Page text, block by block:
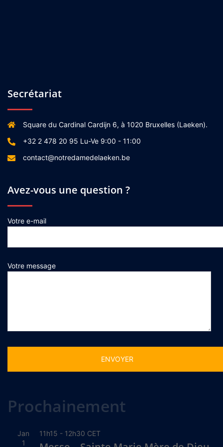
Secrétariat
Square du Cardinal Cardijn 6, à 1020 Bruxelles (Laeken).
+32 2 478 20 95 Lu-Ve 9:00 - 11:00
contact@notredamedelaeken.be
Avez-vous une question ?
Votre e-mail
Votre message
Prochainement
Jan
1
11h15 - 12h30 CET